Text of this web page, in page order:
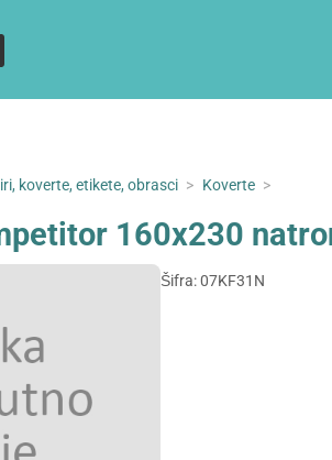
koverte, etikete, obrasci > Koverte >
160x230
Šifra: 07KF31N